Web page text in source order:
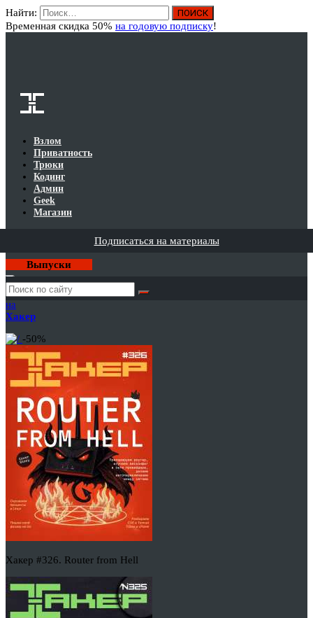
Найти:
Временная скидка 50% на годовую подписку!
Взлом
Приватность
Трюки
Кодинг
Админ
Geek
Магазин
Подписаться на материалы
Выпуски
Годовая
подписка
на
Хакер
-50%
Хакер #326. Router from Hell